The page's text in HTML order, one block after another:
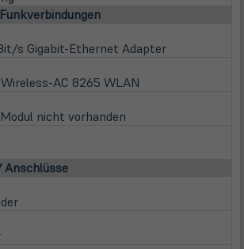
s Gigabit-Ethernet Adapter
AC 8265 WLAN
nicht vorhanden